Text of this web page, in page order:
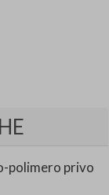
polimero privo